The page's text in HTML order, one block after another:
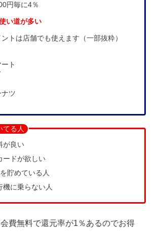
円毎に4％
い道が多い
トは店舗でも使えます（一部抜粋）
ト
ナツ
てる人
が良い
ードが欲しい
貯めている人
機に乗らない人
費無料で還元率が1％あるのでお得